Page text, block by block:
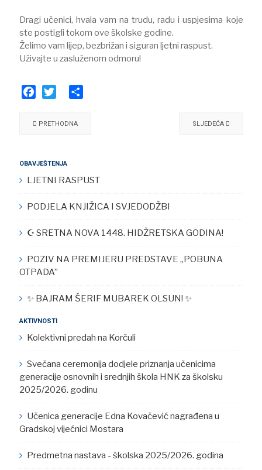
Dragi učenici, hvala vam na trudu, radu i uspjesima koje
ste postigli tokom ove školske godine.
Želimo vam lijep, bezbrižan i siguran ljetni raspust.
Uživajte u zasluženom odmoru!
PRETHODNA SLJEDEĆA
OBAVJEŠTENJA
LJETNI RASPUST
PODJELA KNJIŽICA I SVJEDODŽBI
☪︎ SRETNA NOVA 1448. HIDŽRETSKA GODINA!
POZIV NA PREMIJERU PREDSTAVE „POBUNA
OTPADA”
✨ BAJRAM ŠERIF MUBAREK OLSUN! ✨
AKTIVNOSTI
Kolektivni predah na Korčuli
Svečana ceremonija dodjele priznanja učenicima
generacije osnovnih i srednjih škola HNK za školsku
2025/2026. godinu
Učenica generacije Edna Kovačević nagrađena u
Gradskoj vijećnici Mostara
Predmetna nastava - školska 2025/2026. godina